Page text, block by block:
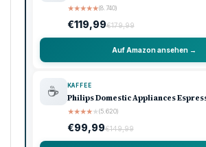
★★★★★(8.740)
€119,99€179,99
Auf Amazon ansehen →
☕ KAFFEE
Philips Domestic Appliances
★★★★★(5.620)
€99,99€149,99